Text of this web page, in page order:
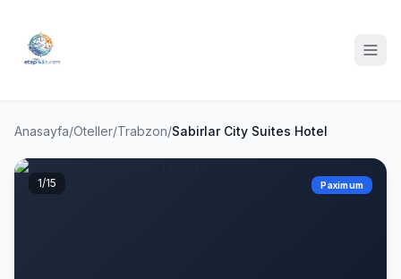
Anasayfa/Oteller/Trabzon/Sabirlar City Suites Hotel
Paximum
1/15